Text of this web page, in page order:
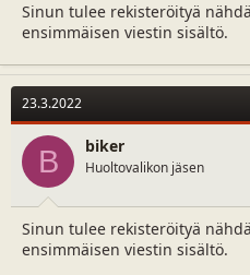
Sinun tulee rekisteröityä
ensimmäisen viestin sisältö.
23.3.2022
B biker
Huoltovalikon jäsen
Sinun tulee rekisteröityä
ensimmäisen viestin sisältö.